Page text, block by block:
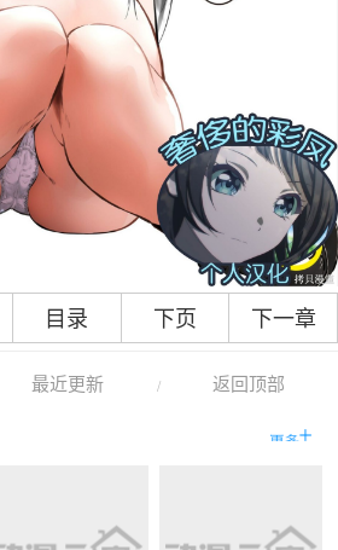
目录 下页 下一章
最近更新 / 返回顶部